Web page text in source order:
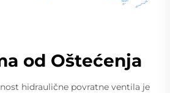
od Oštećenja
hidraulične povratne ventila je